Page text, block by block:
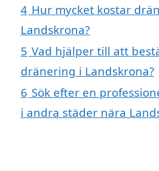
4 Hur mycket kostar
Landskrona?
5 Vad hjälper till att
dränering i Landskrona?
6 Sök efter en
i andra städer nära